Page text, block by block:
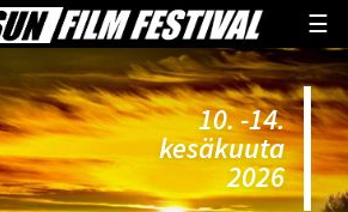
☰
10. -14.
kesäkuuta
2026